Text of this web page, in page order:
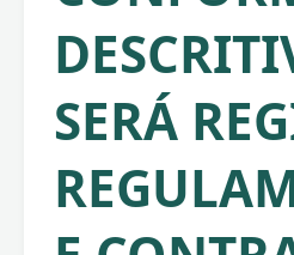
SERÁ